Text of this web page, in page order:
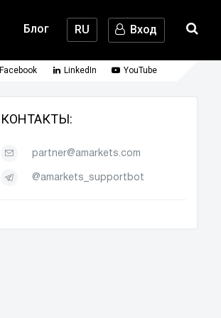
Блог RU Вход
Facebook LinkedIn YouTube
КОНТАКТЫ:
partner@amarkets.com
@amarkets_supportbot